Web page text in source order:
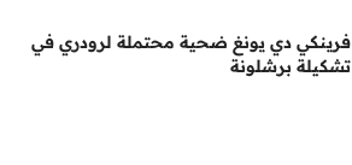
فرينكي دي يونغ ضحية محتملة لرودري في
تشكيلة برشلونة